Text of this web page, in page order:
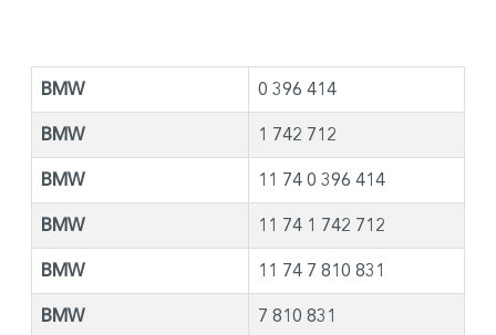
BMW 0 396 414
BMW 1 742 712
BMW 11 74 0 396 414
BMW 11 74 1 742 712
BMW 11 74 7 810 831
BMW 7 810 831